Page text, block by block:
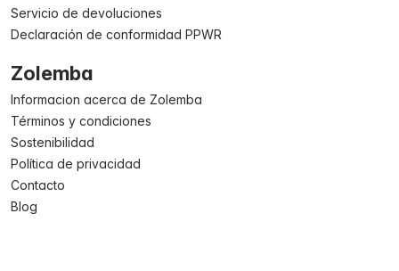
Servicio de devoluciones
Declaración de conformidad PPWR
Zolemba
Informacion acerca de Zolemba
Términos y condiciones
Sostenibilidad
Política de privacidad
Contacto
Blog